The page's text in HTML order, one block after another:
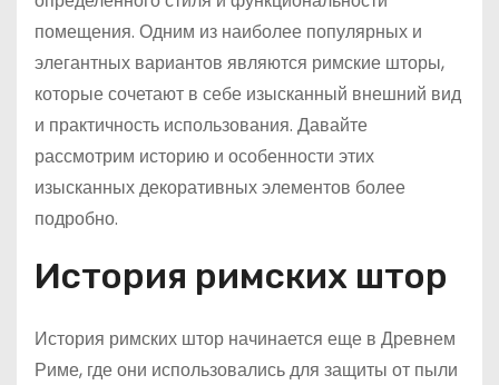
помещения. Одним из наиболее популярных и
элегантных вариантов являются римские шторы,
которые сочетают в себе изысканный внешний вид
и практичность использования. Давайте
рассмотрим историю и особенности этих
изысканных декоративных элементов более
подробно.
История римских штор
История римских штор начинается еще в Древнем
Риме, где они использовались для защиты от пыли